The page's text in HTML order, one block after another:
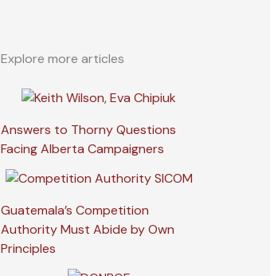
Explore more articles
Answers to Thorny Questions
Facing Alberta Campaigners
Guatemala’s Competition
Authority Must Abide by Own
Principles